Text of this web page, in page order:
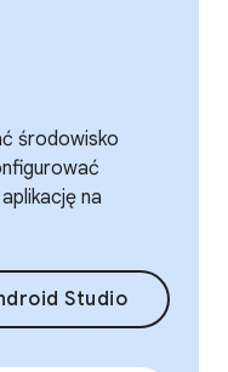
środowisko
na
Studio